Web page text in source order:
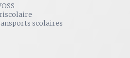
scolaires